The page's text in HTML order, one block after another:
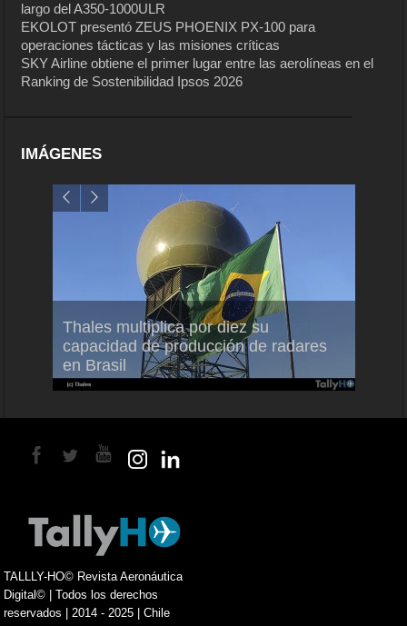
largo del A350-1000ULR
EKOLOT presentó ZEUS PHOENIX PX-100 para
operaciones tácticas y las misiones críticas
SKY Airline obtiene el primer lugar entre las aerolíneas en el
Ranking de Sostenibilidad Ipsos 2026
IMÁGENES
Thales multiplica por diez su
capacidad de producción de radares
en Brasil
TALLLY-HO© Revista Aeronáutica
Digital© | Todos los derechos
reservados | 2014 - 2025 | Chile